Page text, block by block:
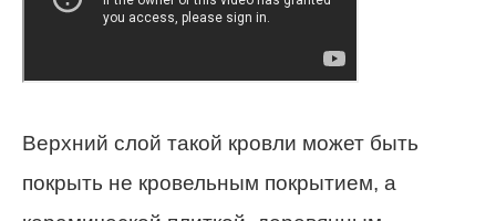
Верхний слой такой кровли может быть
покрыть не кровельным покрытием, а